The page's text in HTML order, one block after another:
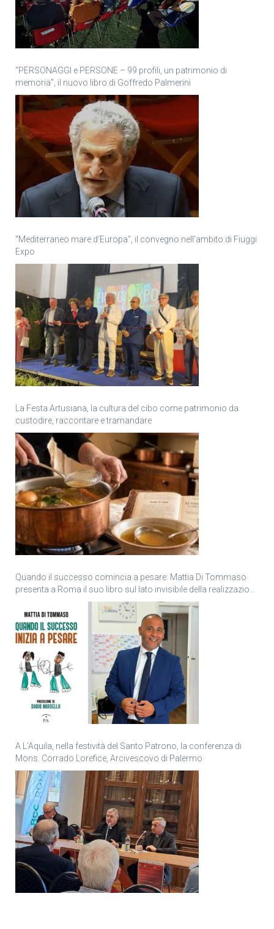
“PERSONAGGI e PERSONE – 99 profili, un patrimonio di
memoria”, il nuovo libro di Goffredo Palmerini
“Mediterraneo mare d’Europa”, il convegno nell’ambito di Fiuggi
Expo
La Festa Artusiana, la cultura del cibo come patrimonio da
custodire, raccontare e tramandare
Quando il successo comincia a pesare: Mattia Di Tommaso
presenta a Roma il suo libro sul lato invisibile della realizzazione
A L’Aquila, nella festività del Santo Patrono, la conferenza di
Mons. Corrado Lorefice, Arcivescovo di Palermo